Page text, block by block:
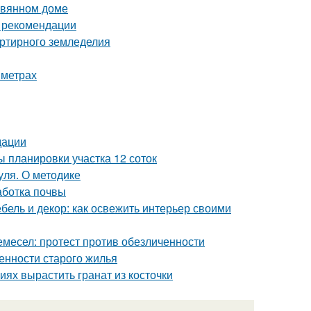
доме
земледелия
участка 12 соток
О методике
почвы
и декор: как освежить интерьер своими
протест против обезличенности
старого жилья
вырастить гранат из косточки